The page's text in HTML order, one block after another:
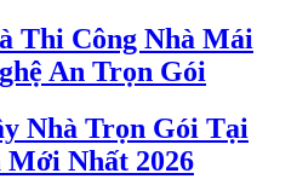
Thi Công Nhà Mái
An Trọn Gói
Nhà Trọn Gói Tại
Mới Nhất 2026